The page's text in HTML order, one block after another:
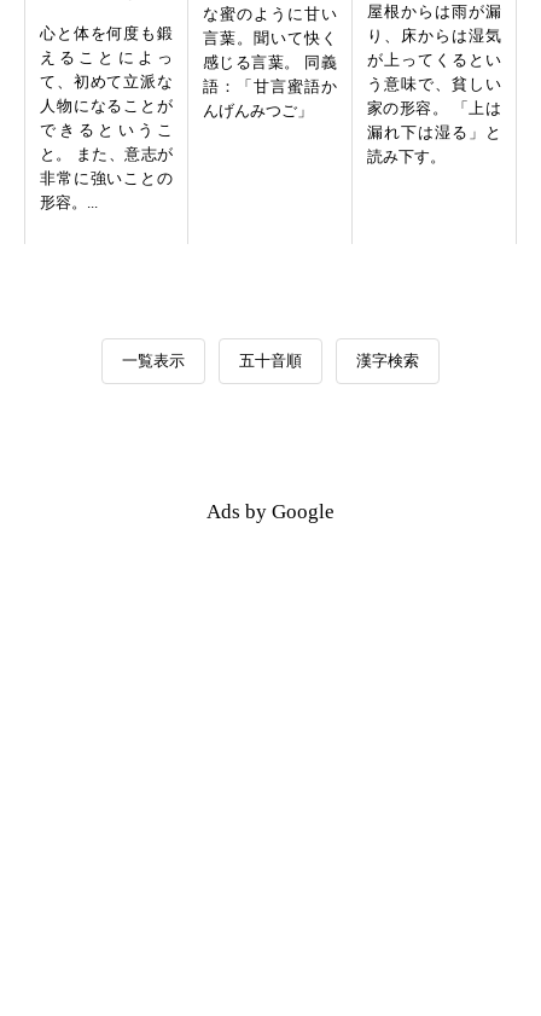
心と体を何度も鍛
えることによっ
て、初めて立派な
人物になることが
できるというこ
と。 また、意志が
非常に強いことの
形容。...
な蜜のように甘い
言葉。聞いて快く
感じる言葉。 同義
語：「甘言蜜語か
んげんみつご」
屋根からは雨が漏
り、床からは湿気
が上ってくるとい
う意味で、貧しい
家の形容。 「上は
漏れ下は湿る」と
読み下す。
一覧表示 五十音順 漢字検索
Ads by Google